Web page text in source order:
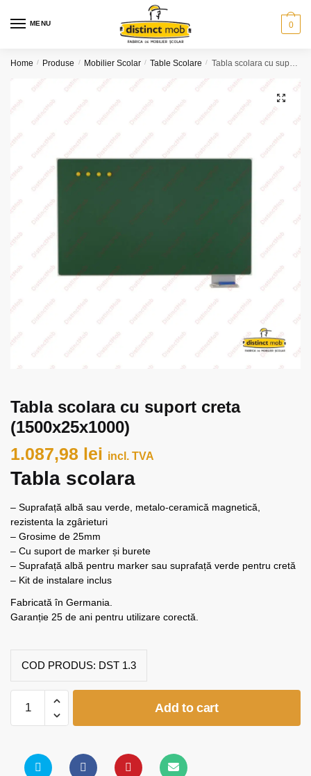
MENU 0
Home / Produse / Mobilier Scolar / Table Scolare / Tabla scolara cu suport creta (1500x25x1000)
🔍
Tabla scolara cu suport creta
(1500x25x1000)
1.087,98 lei incl. TVA
Tabla scolara
– Suprafață albă sau verde, metalo-ceramică magnetică,
rezistenta la zgârieturi
– Grosime de 25mm
– Cu suport de marker și burete
– Suprafață albă pentru marker sau suprafață verde pentru cretă
– Kit de instalare inclus
Fabricată în Germania.
Garanție 25 de ani pentru utilizare corectă.
COD PRODUS: DST 1.3
scolara
creta
Add to cart